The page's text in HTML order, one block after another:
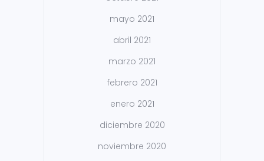
mayo 2021
abril 2021
marzo 2021
febrero 2021
enero 2021
diciembre 2020
noviembre 2020